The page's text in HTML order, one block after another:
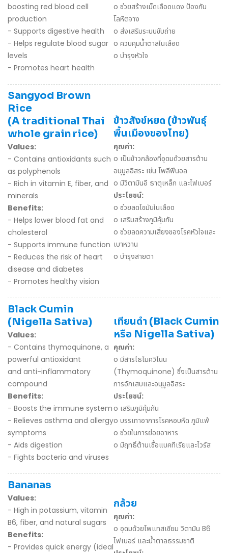
boosting red blood cell
production
- Supports digestive health
- Helps regulate blood sugar
levels
- Promotes heart health
o ช่วยสร้างเม็ดเลือดแดง ป้องกัน
โลหิตจาง
o ส่งเสริมระบบขับถ่าย
o ควบคุมน้ำตาลในเลือด
o บำรุงหัวใจ
Sangyod Brown
Rice
(A traditional Thai
whole grain rice)
Values:
- Contains antioxidants such
as polyphenols
- Rich in vitamin E, fiber, and
minerals
Benefits:
- Helps lower blood fat and
cholesterol
- Supports immune function
- Reduces the risk of heart
disease and diabetes
- Promotes healthy vision
ข้าวสังข์หยด (ข้าวพันธุ์
พื้นเมืองของไทย)
คุณค่า:
o เป็นข้าวกล้องที่อุดมด้วยสารต้าน
อนุมูลอิสระ เช่น โพลีฟีนอล
o มีวิตามินอี ธาตุเหล็ก และไฟเบอร์
ประโยชน์:
o ช่วยลดไขมันในเลือด
o เสริมสร้างภูมิคุ้มกัน
o ช่วยลดความเสี่ยงของโรคหัวใจและ
เบาหวาน
o บำรุงสายตา
Black Cumin
(Nigella Sativa)
Values:
- Contains thymoquinone, a
powerful antioxidant
and anti-inflammatory
compound
Benefits:
- Boosts the immune system
- Relieves asthma and allergy
symptoms
- Aids digestion
- Fights bacteria and viruses
เทียนดำ (Black Cumin
หรือ Nigella Sativa)
คุณค่า:
o มีสารไธโมควิโนน
(Thymoquinone) ซึ่งเป็นสารต้าน
การอักเสบและอนุมูลอิสระ
ประโยชน์:
o เสริมภูมิคุ้มกัน
o บรรเทาอาการโรคหอบหืด ภูมิแพ้
o ช่วยในการย่อยอาหาร
o มีฤทธิ์ต้านเชื้อแบคทีเรียและไวรัส
Bananas
Values:
- High in potassium, vitamin
B6, fiber, and natural sugars
Benefits:
- Provides quick energy (ideal
กล้วย
คุณค่า:
o อุดมด้วยโพแทสเซียม วิตามิน B6
ไฟเบอร์ และน้ำตาลธรรมชาติ